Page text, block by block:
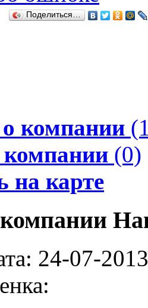
Поделиться…
компании
(0)
на карте
24-07-2013